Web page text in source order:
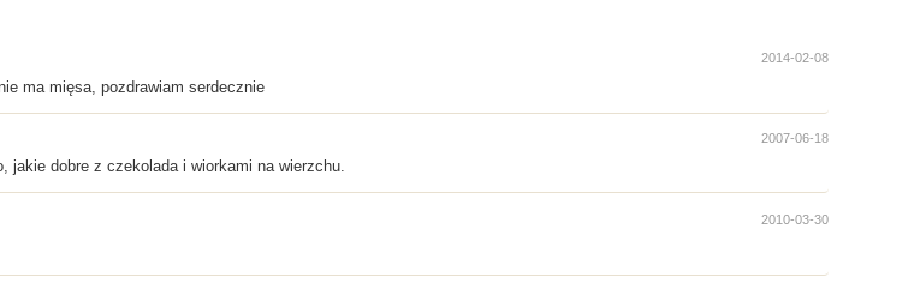
2014-02-08
ma mięsa, pozdrawiam serdecznie
2007-06-18
jakie dobre z czekolada i wiorkami na wierzchu.
2010-03-30